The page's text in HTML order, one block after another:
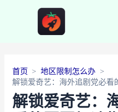
首页
地区限制怎么办
解锁爱奇艺：海外追剧党必看
解锁爱奇艺：